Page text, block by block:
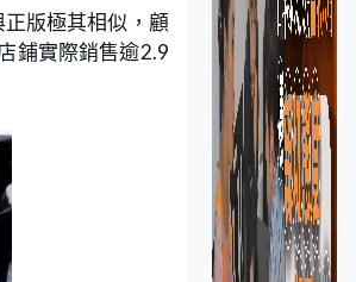
版極其相似，顧
鋪實際銷售逾2.9